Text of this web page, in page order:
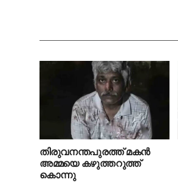
തിരുവനന്തപുരത്ത് മകന്‍
അമ്മയെ കഴുത്തറുത്ത്
കൊന്നു